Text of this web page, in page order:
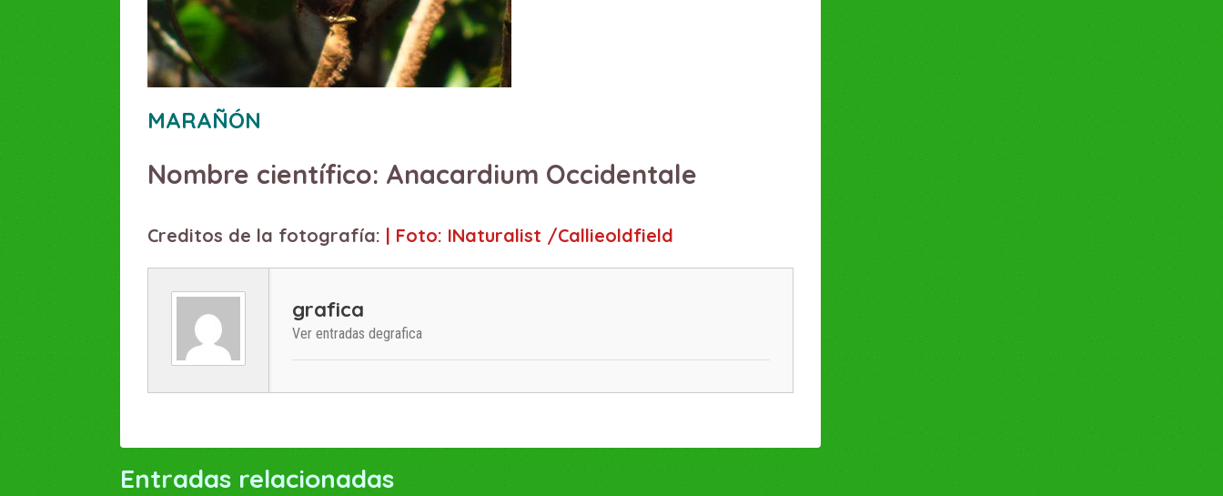
MARAÑÓN
Anacardium Occidentale
| Foto: INaturalist /callieoldfield
grafica
Ver entradas degrafica
Entradas relacionadas